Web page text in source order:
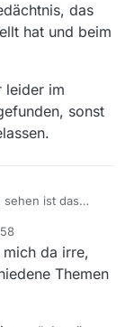
das
hat und beim
leider im
sonst
ist das
keinen Sinn
mich da irre,
Themen